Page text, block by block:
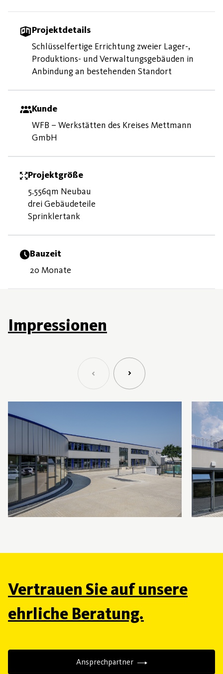
Projektdetails
Schlüsselfertige Errichtung zweier Lager-,
Produktions- und Verwaltungsgebäuden in
Anbindung an bestehenden Standort
Kunde
WFB – Werkstätten des Kreises Mettmann
GmbH
Projektgröße
5.556qm Neubau
drei Gebäudeteile
Sprinklertank
Bauzeit
20 Monate
Impressionen
Vertrauen Sie auf unsere
ehrliche Beratung.
Ansprechpartner